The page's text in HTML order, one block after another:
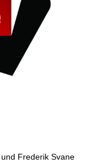
Frederik Svane